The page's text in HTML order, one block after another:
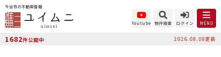
今治市の不動産情報
Youtube 物件検索 ログイン MENU
1682件公開中 2026.08.08更新